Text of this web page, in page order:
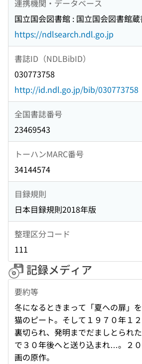
連携機関・データベース
国立国会図書館 : 国立国会図書館蔵
https://ndlsearch.ndl.go.jp
書誌ID（NDLBibID）
030773758
http://id.ndl.go.jp/bib/030773758
全国書誌番号
23469543
トーハンMARC番号
34144574
目録規則
日本目録規則2018年版
整理区分コード
111
記録メディア
要約等
冬になるときまって「夏への扉」
猫のピート。そして１９７０年１
裏切られ、発明までだましとられ
で３０年後へと送り込まれ…。２
画の原作。